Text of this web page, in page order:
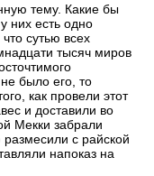
тему. Какие бы
них есть одно
сутью всех
тысяч миров
было его, то
как провели этот
и доставили во
Мекки забрали
с райской
напоказ на